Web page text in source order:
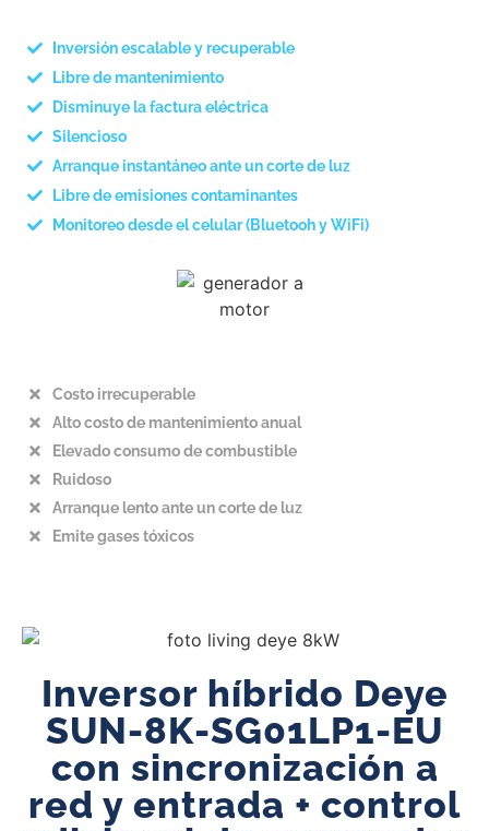
Inversión escalable y recuperable
Libre de mantenimiento
Disminuye la factura eléctrica
Silencioso
Arranque instantáneo ante un corte de luz
Libre de emisiones contaminantes
Monitoreo desde el celular (Bluetooh y WiFi)
Costo irrecuperable
Alto costo de mantenimiento anual
Elevado consumo de combustible
Ruidoso
Arranque lento ante un corte de luz
Emite gases tóxicos
Inversor híbrido Deye
SUN-8K-SG01LP1-EU
con sincronización a
red y entrada + control